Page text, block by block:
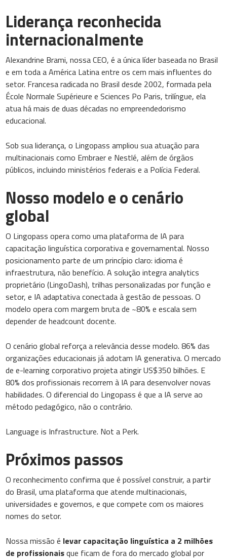
Liderança reconhecida
internacionalmente
Alexandrine Brami, nossa CEO, é a única líder baseada no Brasil
e em toda a América Latina entre os cem mais influentes do
setor. Francesa radicada no Brasil desde 2002, formada pela
École Normale Supérieure e Sciences Po Paris, trilíngue, ela
atua há mais de duas décadas no empreendedorismo
educacional.
Sob sua liderança, o Lingopass ampliou sua atuação para
multinacionais como Embraer e Nestlé, além de órgãos
públicos, incluindo ministérios federais e a Polícia Federal.
Nosso modelo e o cenário
global
O Lingopass opera como uma plataforma de IA para
capacitação linguística corporativa e governamental. Nosso
posicionamento parte de um princípio claro: idioma é
infraestrutura, não benefício. A solução integra analytics
proprietário (LingoDash), trilhas personalizadas por função e
setor, e IA adaptativa conectada à gestão de pessoas. O
modelo opera com margem bruta de ~80% e escala sem
depender de headcount docente.
O cenário global reforça a relevância desse modelo. 86% das
organizações educacionais já adotam IA generativa. O mercado
de e-learning corporativo projeta atingir US$350 bilhões. E
80% dos profissionais recorrem à IA para desenvolver novas
habilidades. O diferencial do Lingopass é que a IA serve ao
método pedagógico, não o contrário.
Language is Infrastructure. Not a Perk.
Próximos passos
O reconhecimento confirma que é possível construir, a partir
do Brasil, uma plataforma que atende multinacionais,
universidades e governos, e que compete com os maiores
nomes do setor.
Nossa missão é levar capacitação linguística a 2 milhões
de profissionaisque ficam de fora do mercado global por